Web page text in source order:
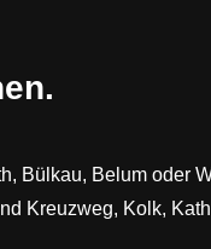
Bülkau, Belum oder
Kreuzweg, Kolk,